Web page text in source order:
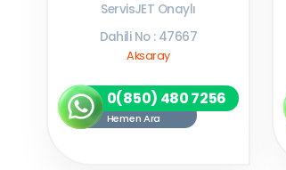
ServisJET Onaylı
Dahili No : 47667
Aksaray
0(850) 480 7256
Hemen Ara